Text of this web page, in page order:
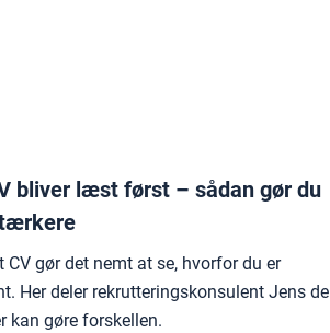
bliver læst først – sådan gør du
CV gør det nemt at se, hvorfor du er
Her deler rekrutteringskonsulent Jens de
kan gøre forskellen.